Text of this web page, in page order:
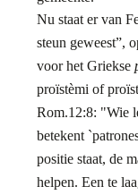
Nu staat er van
steun geweest”,
voor het Griekse
proïstèmi of
Rom.12:8: "Wie
betekent
positie staat, de
helpen. Een te